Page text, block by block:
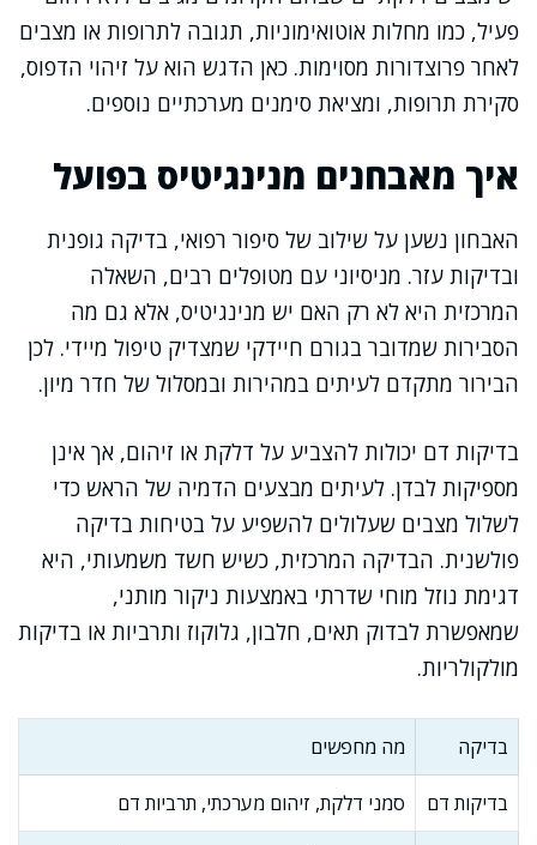
פעיל, כמו מחלות אוטואימוניות, תגובה לתרופות או מצבים
לאחר פרוצדורות מסוימות. כאן הדגש הוא על זיהוי הדפוס,
סקירת תרופות, ומציאת סימנים מערכתיים נוספים.
איך מאבחנים מנינגיטיס בפועל
האבחון נשען על שילוב של סיפור רפואי, בדיקה גופנית
ובדיקות עזר. מניסיוני עם מטופלים רבים, השאלה
המרכזית היא לא רק האם יש מנינגיטיס, אלא גם מה
הסבירות שמדובר בגורם חיידקי שמצדיק טיפול מיידי. לכן
הבירור מתקדם לעיתים במהירות ובמסלול של חדר מיון.
בדיקות דם יכולות להצביע על דלקת או זיהום, אך אינן
מספיקות לבדן. לעיתים מבצעים הדמיה של הראש כדי
לשלול מצבים שעלולים להשפיע על בטיחות בדיקה
פולשנית. הבדיקה המרכזית, כשיש חשד משמעותי, היא
דגימת נוזל מוחי שדרתי באמצעות ניקור מותני,
שמאפשרת לבדוק תאים, חלבון, גלוקוז ותרביות או בדיקות
מולקולריות.
בדיקה מה מחפשים
בדיקות דם סמני דלקת, זיהום מערכתי, תרביות דם